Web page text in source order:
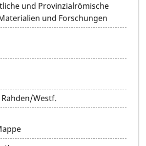
und Provinzialrömische
und Forschungen
Westf.